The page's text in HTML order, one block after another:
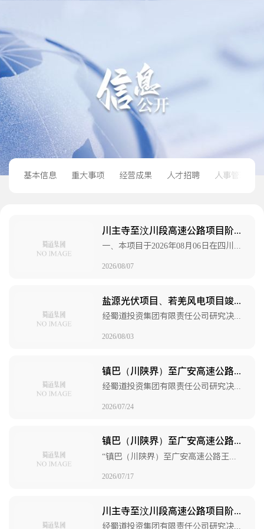
基本信息 重大事项 经营成果 人才招聘 人事管理
川主寺至汶川段高速公路项目阶段性过程控制审计服务GKSJ1标段、GKSJ2标段中标候选人公示
一、本项目于2026年08月06日在四川省政府政务服务和公共资源交易服务中心组织评标，按照招标文件的要求，经评标小组评审，现将评审结果公示如下：
2026/08/07
盐源光伏项目、若羌风电项目竣工决算审计服务招标公告
经蜀道投资集团有限责任公司研究决定，2026年对凉山盐源牦牛坪光伏发电项目及220千伏送出工程（一期）（以下简称“盐源光伏项目”）、若羌县若羌河100万千瓦风力发电及其配套储能项目（以下简称“若羌风电项目”）开展竣工决算审计工作，项目已具备招标条件，蜀道投资集团有限责任公司作为招标人（以下简称“招标人”）对两个项目的竣工决算审计以公开招标的方式选聘审计单位。
2026/08/03
镇巴（川陕界）至广安高速公路王坪至通江段项目、泸州至永川（川渝界）高速公路项目竣工决算审计服务招标公告（第二次）
经蜀道投资集团有限责任公司研究决定，2026年对镇巴（川陕界）至广安高速公路王坪至通江段项目、泸州至永川（川渝界）高速公路项目开展竣工决算审计工作，项目已具备招标条件，蜀道投资集团有限责任公司作为招标人（以下简称“招标人”）对镇巴（川陕界）至广安高速公路王坪至通江段项目、泸州至永川（川渝界）高速公路项目竣工决算审计以公开招标的方式选聘审计单位。
2026/07/24
镇巴（川陕界）至广安高速公路王坪至通江段项目、泸州至永川（川渝界）高速公路项目竣工决算审计服务CWSJ标段流标公示
“镇巴（川陕界）至广安高速公路王坪至通江段项目、泸州至永川（川渝界）高速公路项目竣工决算审计服务CWSJ标段”原定在四川省政府政务服务和公共资源交易服务中心进行公开招标，在招标文件规定的投标文件递交截止时间2026年7月17日9时00分前递交投标文件的投标人不足3家，本项目流标。
2026/07/17
川主寺至汶川段高速公路项目阶段性过程控制审计服务招标公告
经蜀道投资集团有限责任公司研究决定，2026年对川主寺至汶川段高速公路项目开展阶段性过程控制审计工作，项目已具备招标条件，蜀道投资集团有限责任公司作为招标人（以下简称“招标人”）对川主寺至汶川段高速公路项目的阶段性过程控制审计服务以公开招标的方式选聘审计单位。